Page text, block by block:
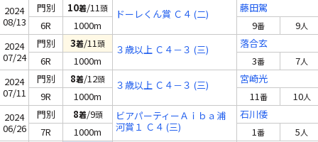
2024
08/13
門別 10着/11頭 ドーレくん賞 Ｃ４ (二)
藤田駕
6R
1000m 9番 9人
2024
07/24
門別 3着/11頭 ３歳以上 Ｃ４－３ (三)
落合玄
6R
1000m 3番 7人
2024
07/11
門別 8着/12頭 ３歳以上 Ｃ４－３ (三)
宮崎光
9R
1000m 11番 10人
2024
06/26
門別 8着/9頭
ビアパーティーＡｉｂａ浦
河賞１ Ｃ４ (三)
石川倭
7R
1000m 1番 5人